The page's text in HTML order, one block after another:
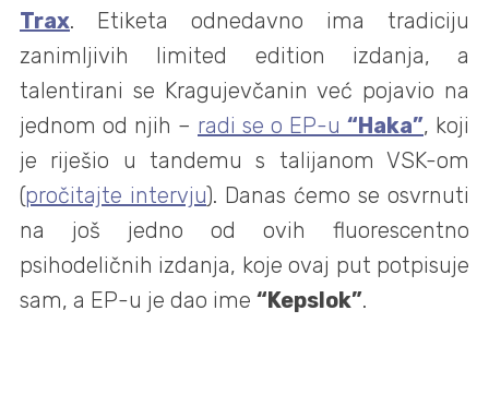
Trax. Etiketa odnedavno ima tradiciju
zanimljivih limited edition izdanja, a
talentirani se Kragujevčanin već pojavio na
jednom od njih – radi se o EP-u “Haka”, koji
je riješio u tandemu s talijanom VSK-om
(pročitajte intervju). Danas ćemo se osvrnuti
na još jedno od ovih fluorescentno
psihodeličnih izdanja, koje ovaj put potpisuje
sam, a EP-u je dao ime “Kepslok”.